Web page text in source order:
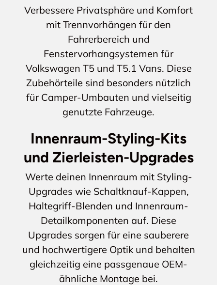
Verbessere Privatsphäre und Komfort
mit Trennvorhängen für den
Fahrerbereich und
Fenstervorhangsystemen für
Volkswagen T5 und T5.1 Vans. Diese
Zubehörteile sind besonders nützlich
für Camper-Umbauten und vielseitig
genutzte Fahrzeuge.
Innenraum-Styling-Kits
und Zierleisten-Upgrades
Werte deinen Innenraum mit Styling-
Upgrades wie Schaltknauf-Kappen,
Haltegriff-Blenden und Innenraum-
Detailkomponenten auf. Diese
Upgrades sorgen für eine sauberere
und hochwertigere Optik und behalten
gleichzeitig eine passgenaue OEM-
ähnliche Montage bei.